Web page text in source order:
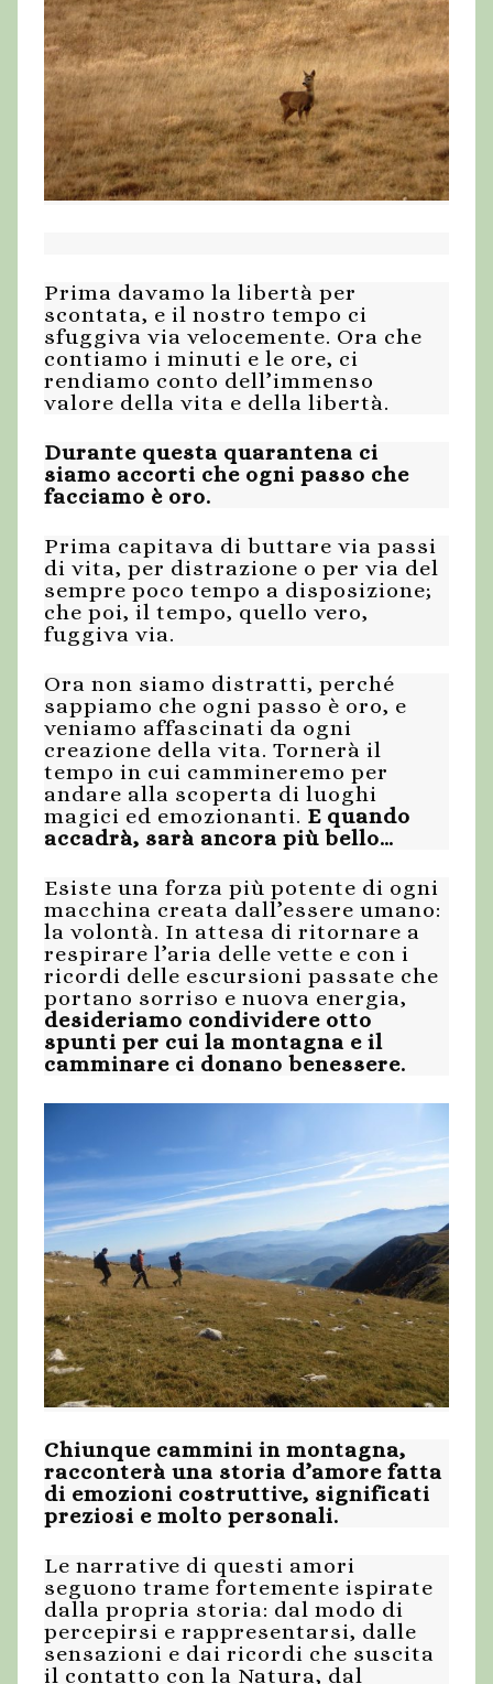
Prima davamo la libertà per
scontata, e il nostro tempo ci
sfuggiva via velocemente. Ora che
contiamo i minuti e le ore, ci
rendiamo conto dell’immenso
valore della vita e della libertà.
Durante questa quarantena ci
siamo accorti che ogni passo che
facciamo è oro.
Prima capitava di buttare via passi
di vita, per distrazione o per via del
sempre poco tempo a disposizione;
che poi, il tempo, quello vero,
fuggiva via.
Ora non siamo distratti, perché
sappiamo che ogni passo è oro, e
veniamo affascinati da ogni
creazione della vita. Tornerà il
tempo in cui cammineremo per
andare alla scoperta di luoghi
magici ed emozionanti. E quando
accadrà, sarà ancora più bello…
Esiste una forza più potente di ogni
macchina creata dall’essere umano:
la volontà. In attesa di ritornare a
respirare l’aria delle vette e con i
ricordi delle escursioni passate che
portano sorriso e nuova energia,
desideriamo condividere otto
spunti per cui la montagna e il
camminare ci donano benessere.
Chiunque cammini in montagna,
racconterà una storia d’amore fatta
di emozioni costruttive, significati
preziosi e molto personali.
Le narrative di questi amori
seguono trame fortemente ispirate
dalla propria storia: dal modo di
percepirsi e rappresentarsi, dalle
sensazioni e dai ricordi che suscita
il contatto con la Natura, dal